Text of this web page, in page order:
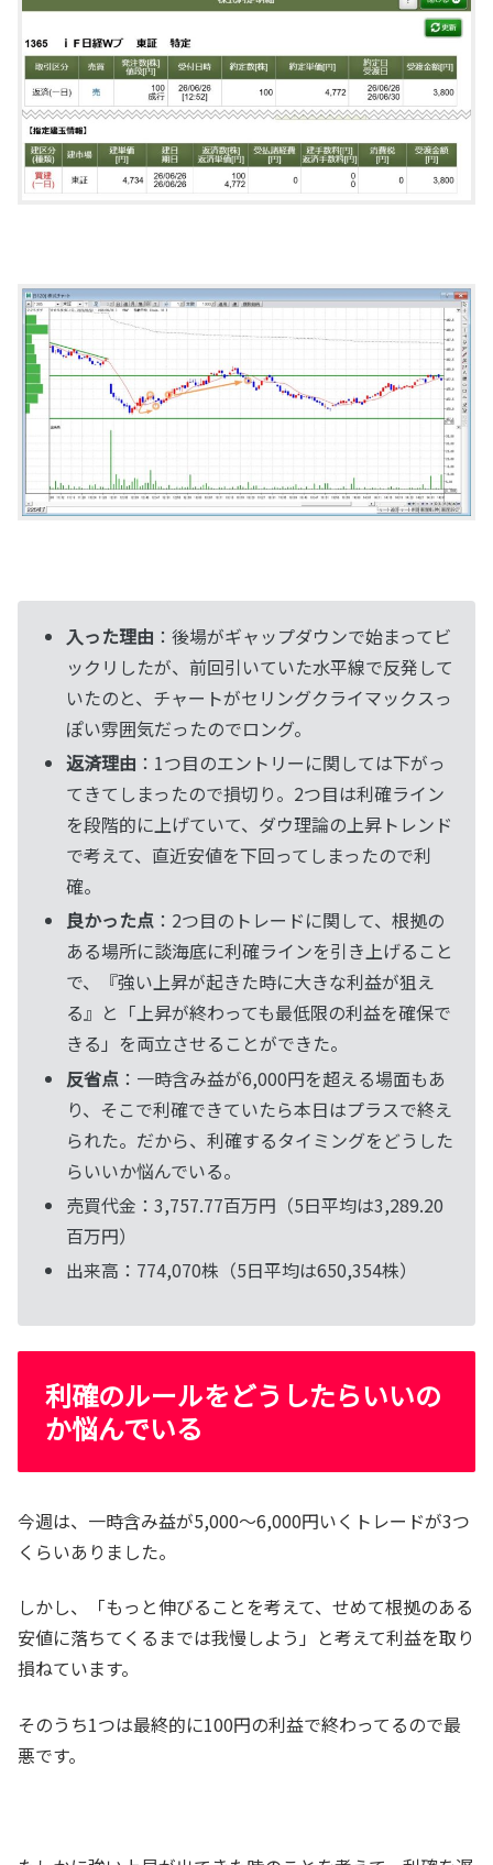
入った理由 ：後場がギャップダウンで始まってビ
ックリしたが、前回引いていた水平線で反発して
いたのと、チャートがセリングクライマックスっ
ぽい雰囲気だったのでロング。
返済理由 ：1つ目のエントリーに関しては下がっ
てきてしまったので損切り。2つ目は利確ライン
を段階的に上げていて、ダウ理論の上昇トレンド
で考えて、直近安値を下回ってしまったので利
確。
良かった点 ：2つ目のトレードに関して、根拠の
ある場所に談海底に利確ラインを引き上げること
で、『強い上昇が起きた時に大きな利益が狙え
る』と「上昇が終わっても最低限の利益を確保で
きる」を両立させることができた。
反省点 ：一時含み益が6,000円を超える場面もあ
り、そこで利確できていたら本日はプラスで終え
られた。だから、利確するタイミングをどうした
らいいか悩んでいる。
売買代金：3,757.77百万円（5日平均は3,289.20
百万円）
出来高：774,070株（5日平均は650,354株）
利確のルールをどうしたらいいの
か悩んでいる
今週は、一時含み益が5,000～6,000円いくトレードが3つ
くらいありました。
しかし、「もっと伸びることを考えて、せめて根拠のある
安値に落ちてくるまでは我慢しよう」と考えて利益を取り
損ねています。
そのうち1つは最終的に100円の利益で終わってるので最
悪です。